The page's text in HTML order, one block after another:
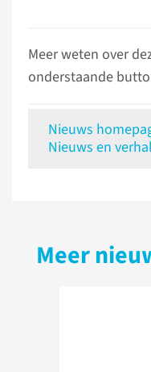
Meer weten over
onderstaande
Nieuws
Nieuws en
Meer